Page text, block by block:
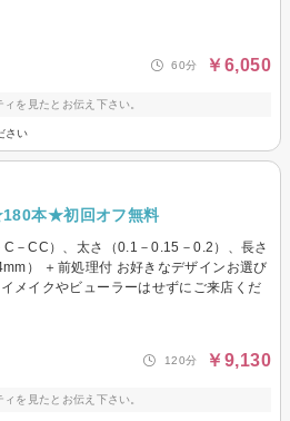
60分 ￥6,050
を見たとお伝え下さい。
さい
本★初回オフ無料
C－CC）、太さ（0.1－0.15－0.2）、長さ
） ＋前処理付 お好きなデザインお選び
メイクやビューラーはせずにご来店くだ
120分 ￥9,130
を見たとお伝え下さい。